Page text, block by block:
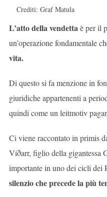
Crediti: Graf Matula
L’atto della vendettaè per il
un’operazione fondamentale
vita.
Di questo si fa menzione in
giuridiche appartenenti a
quindi come un leitmotiv
Ci viene raccontato in primis
Víðarr, figlio della gigantessa
importante in uno dei cicli dei
silenzio che precede la più